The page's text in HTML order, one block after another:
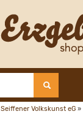
Seiffener Volkskunst eG »